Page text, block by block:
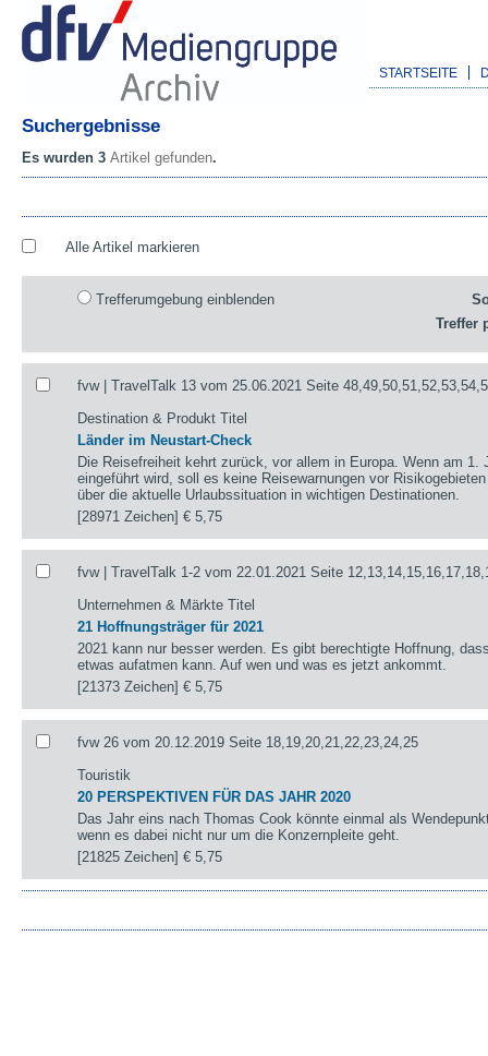
STARTSEITE
Suchergebnisse
Es wurden 3 Artikel gefunden.
Alle Artikel markieren
Trefferumgebung einblenden
Treffer
fvw | TravelTalk 13 vom 25.06.2021 Seite
Destination & Produkt Titel
Länder im Neustart-Check
Die Reisefreiheit kehrt zurück, vor allem in Europa. Wenn am 1.
eingeführt wird, soll es keine Reisewarnungen vor
über die aktuelle Urlaubssituation in wichtigen Destinationen.
[28971 Zeichen]€ 5,75
fvw | TravelTalk 1-2 vom 22.01.2021 Seite
Unternehmen & Märkte Titel
21 Hoffnungsträger für 2021
2021 kann nur besser werden. Es gibt berechtigte Hoffnung,
etwas aufatmen kann. Auf wen und was es jetzt ankommt.
[21373 Zeichen]€ 5,75
fvw 26 vom 20.12.2019 Seite 18,19,20,21,22,23,24,25
Touristik
20 PERSPEKTIVEN FÜR DAS JAHR 2020
Das Jahr eins nach Thomas Cook könnte einmal als
wenn es dabei nicht nur um die Konzernpleite geht.
[21825 Zeichen]€ 5,75